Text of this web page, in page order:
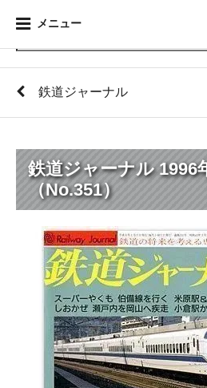
メニュー
鉄道ジャーナル
鉄道ジャーナル 1996
（No.351）